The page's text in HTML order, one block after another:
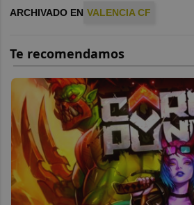
ARCHIVADO EN VALENCIA CF